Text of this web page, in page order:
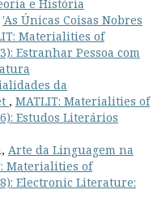
e História
'As Únicas Coisas Nobres
Materialities of
Estranhar Pessoa com
da
, MATLIT: Materialities of
Estudos Literários
Arte da Linguagem na
Materialities of
Electronic Literature: